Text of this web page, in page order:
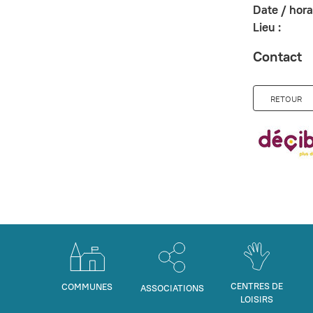
Date /
Lieu :
Contact
RETOUR
COMMUNES ASSOCIATIONS
CENTRES DE
LOISIRS